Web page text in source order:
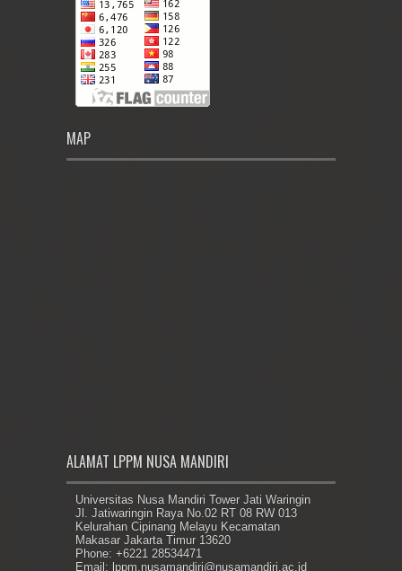
MAP
ALAMAT LPPM NUSA MANDIRI
Universitas Nusa Mandiri Tower Jati Waringin
Jl. Jatiwaringin Raya No.02 RT 08 RW 013
Kelurahan Cipinang Melayu Kecamatan
Makasar Jakarta Timur 13620
Phone: +6221 28534471
Email: lppm.nusamandiri@nusamandiri.ac.id